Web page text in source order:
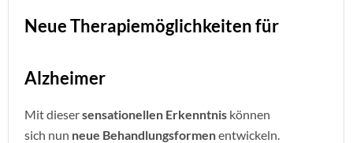
Neue Therapiemöglichkeiten für
Alzheimer
Mit diesersensationellen Erkenntnis können
sich nun neue Behandlungsformenentwickeln.